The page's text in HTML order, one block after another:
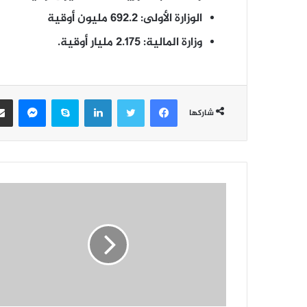
الوزارة الأولى: 692.2 مليون أوقية
وزارة المالية: 2.175 مليار أوقية.
شاركها
فيسبوكتويتر لينكدإنسكايب